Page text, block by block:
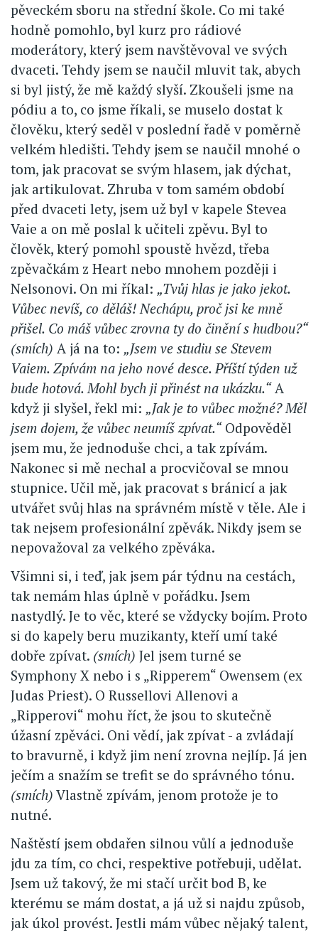
pěveckém sboru na střední škole. Co mi také
hodně pomohlo, byl kurz pro rádiové
moderátory, který jsem navštěvoval ve svých
dvaceti. Tehdy jsem se naučil mluvit tak, abych
si byl jistý, že mě každý slyší. Zkoušeli jsme na
pódiu a to, co jsme říkali, se muselo dostat k
člověku, který seděl v poslední řadě v poměrně
velkém hledišti. Tehdy jsem se naučil mnohé o
tom, jak pracovat se svým hlasem, jak dýchat,
jak artikulovat. Zhruba v tom samém období
před dvaceti lety, jsem už byl v kapele Stevea
Vaie a on mě poslal k učiteli zpěvu. Byl to
člověk, který pomohl spoustě hvězd, třeba
zpěvačkám z Heart nebo mnohem později i
Nelsonovi. On mi říkal: „Tvůj hlas je jako jekot.
Vůbec nevíš, co děláš! Nechápu, proč jsi ke mně
přišel. Co máš vůbec zrovna ty do činění s hudbou?“
(smích) A já na to: „Jsem ve studiu se Stevem
Vaiem. Zpívám na jeho nové desce. Příští týden už
bude hotová. Mohl bych ji přinést na ukázku.“A
když ji slyšel, řekl mi: „Jak je to vůbec možné? Měl
jsem dojem, že vůbec neumíš zpívat.“Odpověděl
jsem mu, že jednoduše chci, a tak zpívám.
Nakonec si mě nechal a procvičoval se mnou
stupnice. Učil mě, jak pracovat s bránicí a jak
utvářet svůj hlas na správném místě v těle. Ale i
tak nejsem profesionální zpěvák. Nikdy jsem se
nepovažoval za velkého zpěváka.
Všimni si, i teď, jak jsem pár týdnu na cestách,
tak nemám hlas úplně v pořádku. Jsem
nastydlý. Je to věc, které se vždycky bojím. Proto
si do kapely beru muzikanty, kteří umí také
dobře zpívat. (smích) Jel jsem turné se
Symphony X nebo i s „Ripperem“ Owensem (ex
Judas Priest). O Russellovi Allenovi a
„Ripperovi“ mohu říct, že jsou to skutečně
úžasní zpěváci. Oni vědí, jak zpívat - a zvládají
to bravurně, i když jim není zrovna nejlíp. Já jen
ječím a snažím se trefit se do správného tónu.
(smích) Vlastně zpívám, jenom protože je to
nutné.
Naštěstí jsem obdařen silnou vůlí a jednoduše
jdu za tím, co chci, respektive potřebuji, udělat.
Jsem už takový, že mi stačí určit bod B, ke
kterému se mám dostat, a já už si najdu způsob,
jak úkol provést. Jestli mám vůbec nějaký talent,